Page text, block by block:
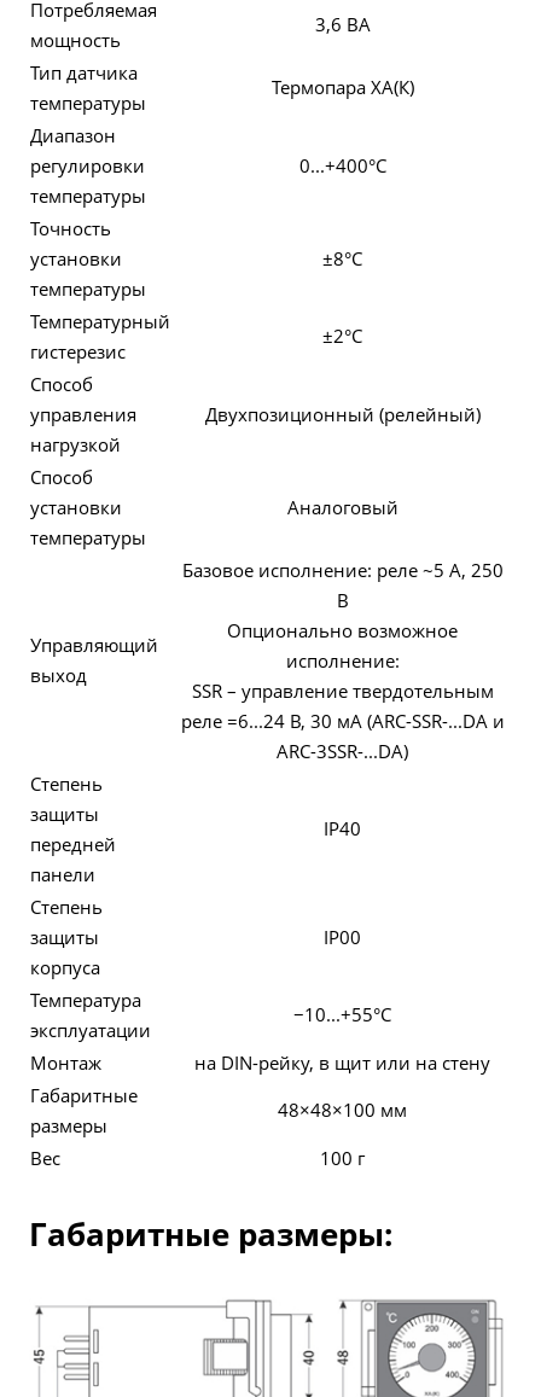
Потребляемая
мощность
3,6 ВА
Тип датчика
температуры
Термопара ХА(К)
Диапазон
регулировки
температуры
0...+400°C
Точность
установки
температуры
±8°C
Температурный
гистерезис
±2°C
Способ
управления
нагрузкой
Двухпозиционный (релейный)
Способ
установки
температуры
Аналоговый
Управляющий
выход
Базовое исполнение: реле ~5 А, 250
В
Опционально возможное
исполнение:
SSR – управление твердотельным
реле =6...24 В, 30 мА (ARC-SSR-...DA и
ARC-3SSR-...DA)
Степень
защиты
передней
панели
IP40
Степень
защиты
корпуса
IP00
Температура
эксплуатации
−10...+55°C
Монтаж
на DIN-рейку, в щит или на стену
Габаритные
размеры
48×48×100 мм
Вес
100 г
Габаритные размеры: